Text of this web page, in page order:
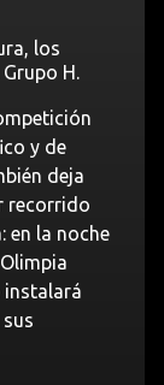
los
H.
y de
deja
recorrido
en la noche
instalará